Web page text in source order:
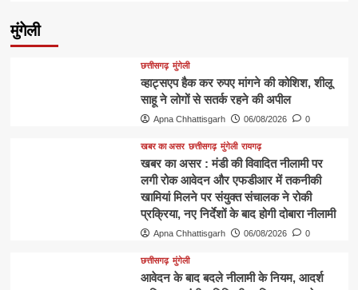
मुंगेली
छत्तीसगढ़ मुंगेली
व्हाट्सएप हैक कर रुपए मांगने की कोशिश, शीलू
साहू ने लोगों से सतर्क रहने की अपील
Apna Chhattisgarh 06/08/2026 0
खबर का असर छत्तीसगढ़ मुंगेली रायगढ़
खबर का असर : मंडी की विवादित नीलामी पर
लगी रोक आवेदन और एफडीआर में तकनीकी
खामियां मिलने पर संयुक्त संचालक ने रोकी
प्रक्रिया, नए निर्देशों के बाद होगी दोबारा नीलामी
Apna Chhattisgarh 06/08/2026 0
छत्तीसगढ़ मुंगेली
आवेदन के बाद बदले नीलामी के नियम, आदर्श